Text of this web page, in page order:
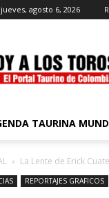
jueves, agosto 6, 2026
TAURINA
La Lente de Erick
REPORTAJES GRAFICOS